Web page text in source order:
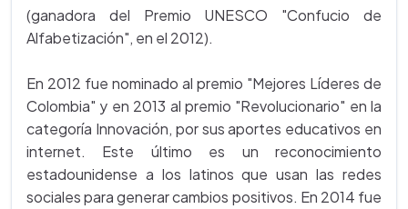
(ganadora del Premio UNESCO "Confucio de
Alfabetización", en el 2012).
En 2012 fue nominado al premio "Mejores Líderes de
Colombia" y en 2013 al premio "Revolucionario" en la
categoría Innovación, por sus aportes educativos en
internet. Este último es un reconocimiento
estadounidense a los latinos que usan las redes
sociales para generar cambios positivos. En 2014 fue